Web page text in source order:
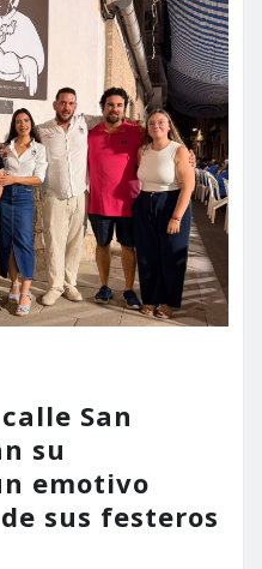
San
su
emotivo
sus festeros